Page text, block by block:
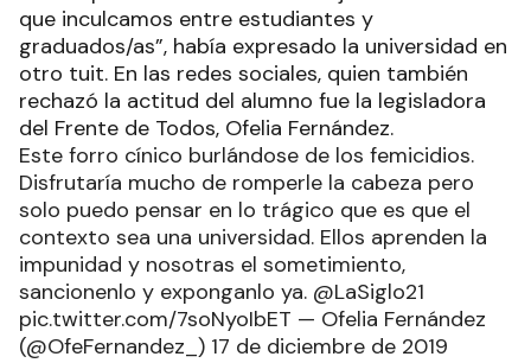
que inculcamos entre estudiantes y
graduados/as”, había expresado la universidad en
otro tuit. En las redes sociales, quien también
rechazó la actitud del alumno fue la legisladora
del Frente de Todos, Ofelia Fernández.
Este forro cínico burlándose de los femicidios.
Disfrutaría mucho de romperle la cabeza pero
solo puedo pensar en lo trágico que es que el
contexto sea una universidad. Ellos aprenden la
impunidad y nosotras el sometimiento,
sancionenlo y exponganlo ya. @LaSiglo21
pic.twitter.com/7soNyoIbET — Ofelia Fernández
(@OfeFernandez_) 17 de diciembre de 2019